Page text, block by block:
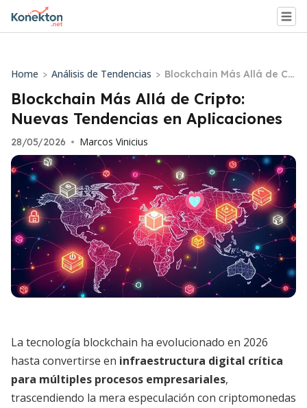
Home > Análisis de Tendencias > Blockchain Más Allá de Cri
pto: Nuevas Tendencias e
n Aplicaciones
Blockchain Más Allá de Cripto:
Nuevas Tendencias en Aplicaciones
28/05/2026 • Marcos Vinicius
La tecnología blockchain ha evolucionado en 2026
hasta convertirse en infraestructura digital crítica
para múltiples procesos empresariales,
trascendiendo la mera especulación con criptomonedas